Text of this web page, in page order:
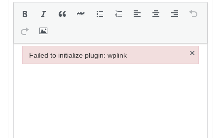
Failed to initialize plugin: wplink ×
Failed to initialize plugin: wplink